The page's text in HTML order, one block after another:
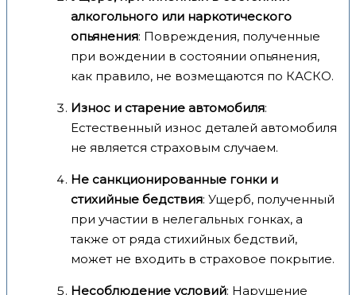
алкогольного или наркотического
опьянения: Повреждения, полученные
при вождении в состоянии опьянения,
как правило, не возмещаются по КАСКО.
Износ и старение автомобиля:
Естественный износ деталей автомобиля
не является страховым случаем.
Не санкционированные гонки и
стихийные бедствия: Ущерб, полученный
при участии в нелегальных гонках, а
также от ряда стихийных бедствий,
может не входить в страховое покрытие.
Несоблюдение условий: Нарушение